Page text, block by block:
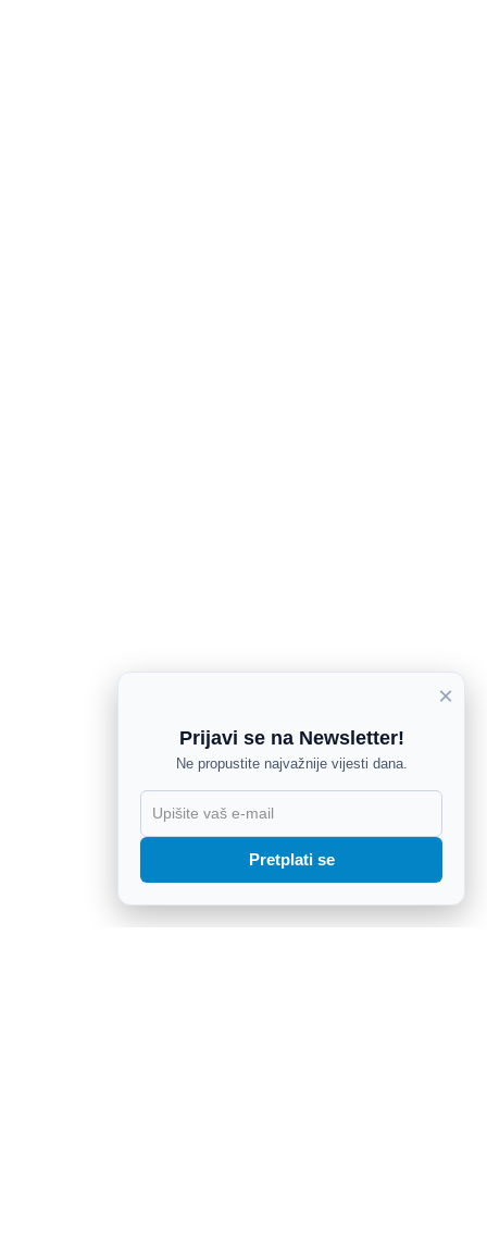
×
Prijavi se na Newsletter!
Ne propustite najvažnije vijesti dana.
Pretplati se